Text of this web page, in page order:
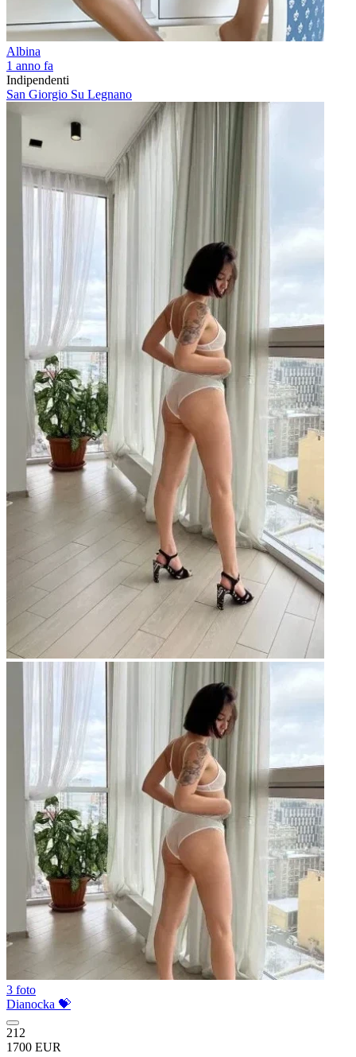
Albina
1 anno fa
Indipendenti
San Giorgio Su Legnano
3 foto
Dianocka 💝
212
1700 EUR